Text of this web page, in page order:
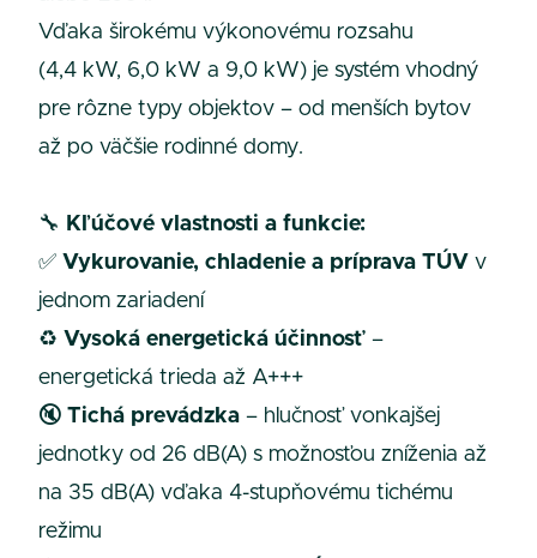
Vďaka širokému výkonovému rozsahu
(4,4 kW, 6,0 kW a 9,0 kW) je systém vhodný
pre rôzne typy objektov – od menších bytov
až po väčšie rodinné domy.
🔧
Kľúčové vlastnosti a funkcie:
✅ Vykurovanie, chladenie a príprava TÚV v
jednom zariadení
♻️ Vysoká energetická účinnosť –
energetická trieda až A+++
🔇 Tichá prevádzka – hlučnosť vonkajšej
jednotky od 26 dB(A) s možnosťou zníženia až
na 35 dB(A) vďaka 4-stupňovému tichému
režimu